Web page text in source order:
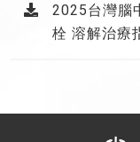
2025台灣腦
栓 溶解治療